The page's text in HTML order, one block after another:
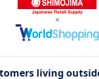
ルの人気商品との比較